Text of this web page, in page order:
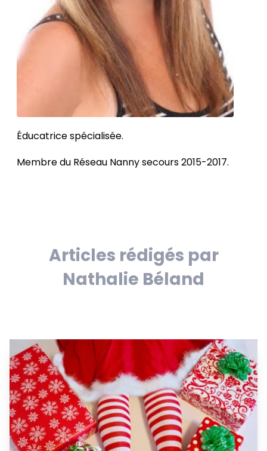
Éducatrice spécialisée.
Membre du Réseau Nanny secours 2015-2017.
Articles rédigés par
Nathalie Béland